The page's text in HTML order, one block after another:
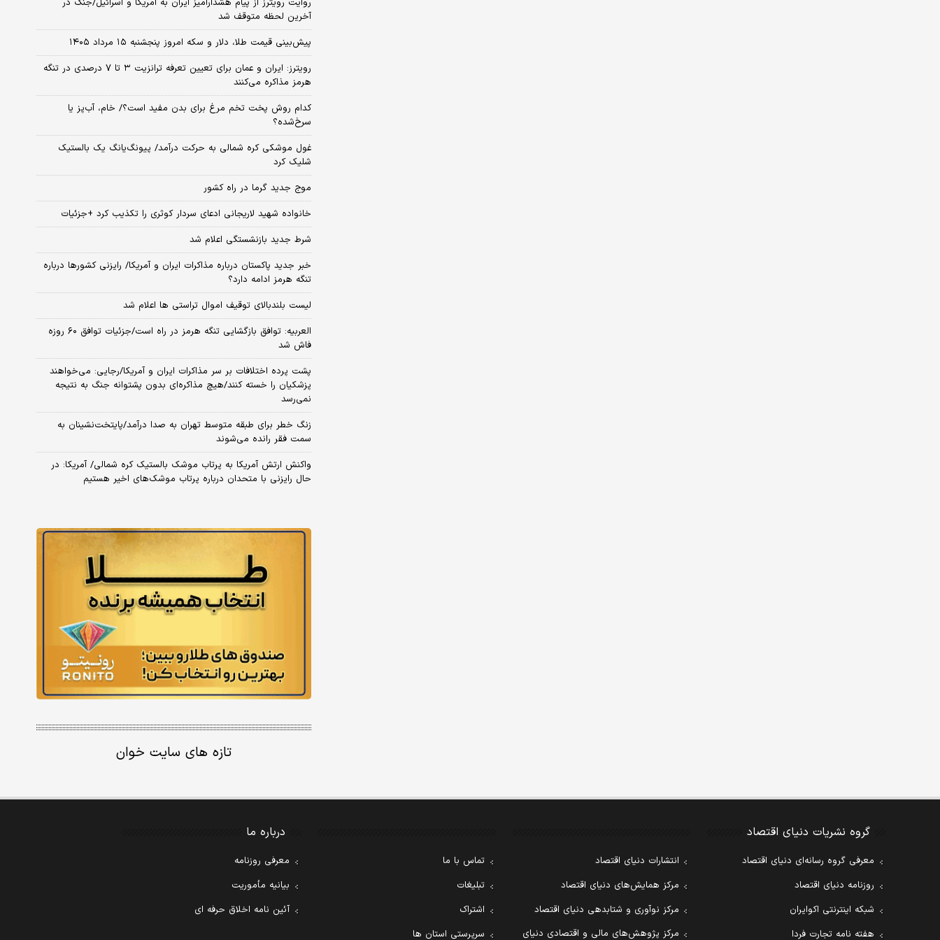
آخرین لحظه متوقف شد
پیش‌بینی قیمت طلا، دلار و سکه امروز پنجشنبه ۱۵ مرداد ۱۴۰۵
رویترز: ایران و عمان برای تعیین تعرفه ترانزیت ۳ تا ۷ درصدی در تنگه
هرمز مذاکره می‌کنند
کدام روش پخت تخم مرغ برای بدن مفید است؟/ خام، آب‌پز یا
سرخ‌شده؟
غول موشکی کره شمالی به حرکت درآمد/ پیونگ‌یانگ یک بالستیک
شلیک کرد
موج جدید گرما در راه کشور
خانواده شهید لاریجانی ادعای سردار کوثری را تکذیب کرد +جزئیات
شرط جدید بازنشستگی اعلام شد
خبر جدید پاکستان درباره مذاکرات ایران و آمریکا/ رایزنی کشورها درباره
تنگه هرمز ادامه دارد؟
لیست بلندبالای توقیف اموال تراستی ها اعلام شد
العربیه: توافق بازگشایی تنگه هرمز در راه است/جزئیات توافق ۶۰ روزه
فاش شد
پشت پرده اختلافات بر سر مذاکرات ایران و آمریکا/رجایی: می‌خواهند
پزشکیان را خسته کنند/هیچ مذاکره‌ای بدون پشتوانه جنگ به نتیجه
نمی‌رسد
زنگ خطر برای طبقه متوسط تهران به صدا درآمد/پایتخت‌نشینان به
سمت فقر رانده می‌شوند
واکنش ارتش آمریکا به پرتاب موشک بالستیک کره شمالی/ آمریکا: در
حال رایزنی با متحدان درباره پرتاب موشک‌های اخیر هستیم
تازه های سایت خوان
گروه نشریات دنیای اقتصاد
معرفی گروه رسانه‌ای دنیای اقتصاد
روزنامه دنیای اقتصاد
شبکه اینترنتی اکوایران
هفته نامه تجارت فردا
انتشارات دنیای اقتصاد
مرکز همایش‌های دنیای اقتصاد
مرکز نوآوری و شتابدهی دنیای اقتصاد
مرکز پژوهش‌های مالی و اقتصادی دنیای
تماس با ما
تبلیغات
اشتراک
سرپرستی استان ها
درباره ما
معرفی روزنامه
بیانیه مأموریت
آئین نامه اخلاق حرفه ای